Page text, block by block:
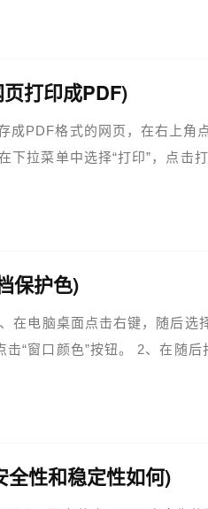
打印成PDF)
成PDF格式的网页，在右上角
下拉菜单中选择“打印”，点击打
保护色)
在电脑桌面点击右键，随后选
击“窗口颜色”按钮。 2、在随后
性和稳定性如何)